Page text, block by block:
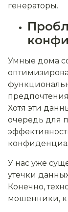
генераторы.
Умные дома
Хотя эти
очередь для
У нас уже
утечки
Конечно,
мошенники, к